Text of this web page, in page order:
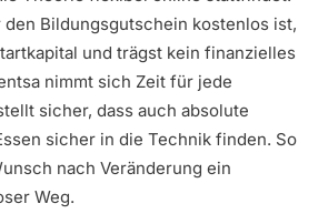
den Bildungsgutschein kostenlos ist,
und trägst kein finanzielles
nimmt sich Zeit für jede
sicher, dass auch absolute
sicher in die Technik finden. So
nach Veränderung ein
Weg.